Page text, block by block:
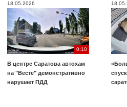
18.05.2026
0:10
В центре Саратова автохам
на "Весте" демонстративно
нарушает ПДД